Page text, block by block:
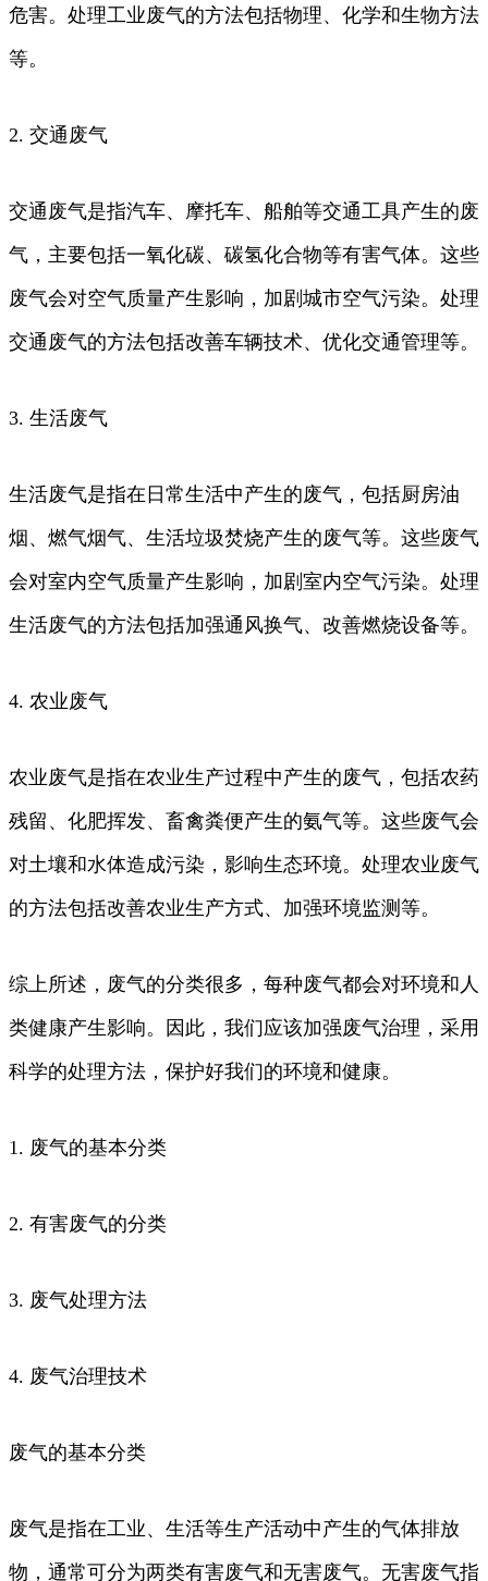
危害。处理工业废气的方法包括物理、化学和生物方法
等。
2. 交通废气
交通废气是指汽车、摩托车、船舶等交通工具产生的废
气，主要包括一氧化碳、碳氢化合物等有害气体。这些
废气会对空气质量产生影响，加剧城市空气污染。处理
交通废气的方法包括改善车辆技术、优化交通管理等。
3. 生活废气
生活废气是指在日常生活中产生的废气，包括厨房油
烟、燃气烟气、生活垃圾焚烧产生的废气等。这些废气
会对室内空气质量产生影响，加剧室内空气污染。处理
生活废气的方法包括加强通风换气、改善燃烧设备等。
4. 农业废气
农业废气是指在农业生产过程中产生的废气，包括农药
残留、化肥挥发、畜禽粪便产生的氨气等。这些废气会
对土壤和水体造成污染，影响生态环境。处理农业废气
的方法包括改善农业生产方式、加强环境监测等。
综上所述，废气的分类很多，每种废气都会对环境和人
类健康产生影响。因此，我们应该加强废气治理，采用
科学的处理方法，保护好我们的环境和健康。
1. 废气的基本分类
2. 有害废气的分类
3. 废气处理方法
4. 废气治理技术
废气的基本分类
废气是指在工业、生活等生产活动中产生的气体排放
物，通常可分为两类有害废气和无害废气。无害废气指